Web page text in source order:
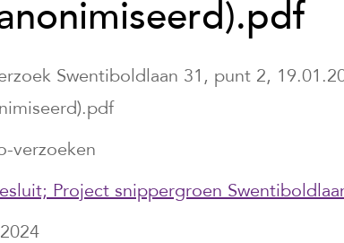
Swentiboldlaan 31, punt 2,
verzoeken
Project snippergroen